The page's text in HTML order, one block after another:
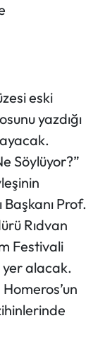
eski
yazdığı
Söylüyor?”
Başkanı Prof.
Rıdvan
Festivali
alacak.